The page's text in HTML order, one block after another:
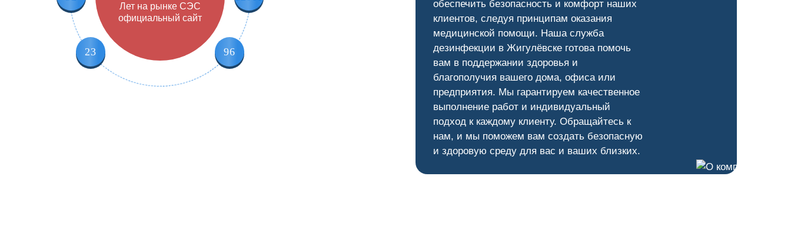
96
23
Лет на рынке СЭС
официальный сайт
обеспечить безопасность и комфорт наших
клиентов, следуя принципам оказания
медицинской помощи. Наша служба
дезинфекции в Жигулёвске готова помочь
вам в поддержании здоровья и
благополучия вашего дома, офиса или
предприятия. Мы гарантируем качественное
выполнение работ и индивидуальный
подход к каждому клиенту. Обращайтесь к
нам, и мы поможем вам создать безопасную
и здоровую среду для вас и ваших близких.